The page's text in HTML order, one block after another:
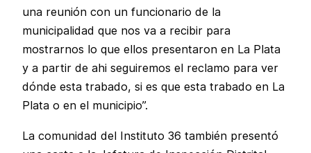
una reunión con un funcionario de la
municipalidad que nos va a recibir para
mostrarnos lo que ellos presentaron en La Plata
y a partir de ahi seguiremos el reclamo para ver
dónde esta trabado, si es que esta trabado en La
Plata o en el municipio”.
La comunidad del Instituto 36 también presentó